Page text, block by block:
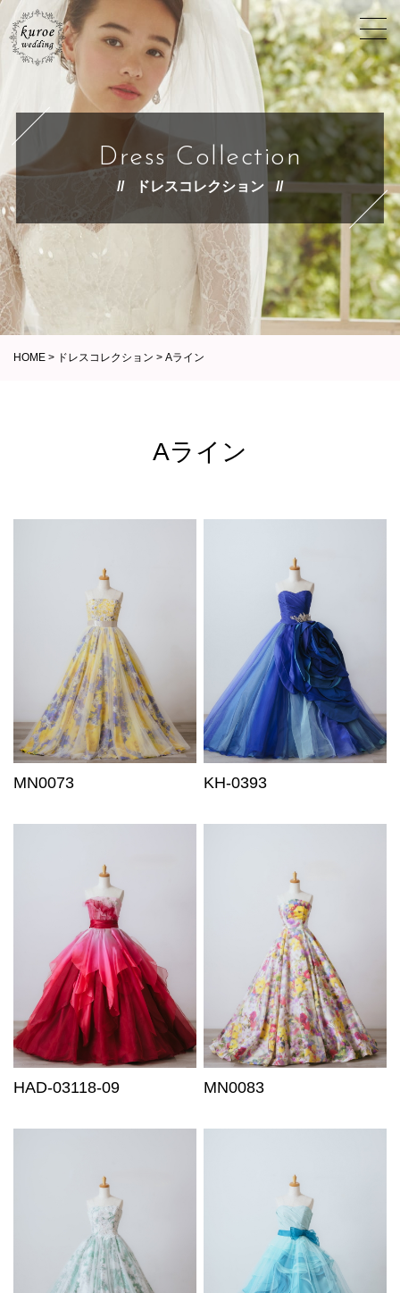
Dress Collection
ドレスコレクション
HOME > ドレスコレクション > Aライン
Aライン
MN0073 KH-0393
HAD-03118-09 MN0083